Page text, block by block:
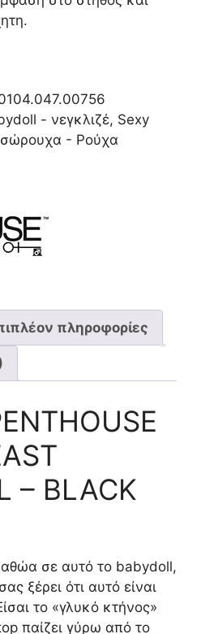
- νεγκλιζέ, Sexy
- Ρούχα
πληροφορίες
– BLACK
σε αυτό το babydoll,
ξέρει ότι αυτό είναι
το «γλυκό κτήνος»
παίζει γύρω από το